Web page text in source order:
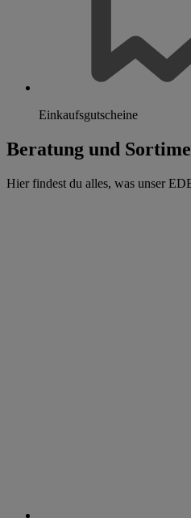
Einkaufsgutscheine
Beratung und
Hier findest du alles, was unser